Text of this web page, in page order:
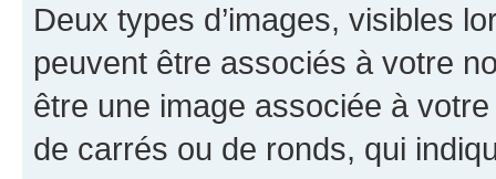
Deux types d’images, visibles
peuvent être associés à votre
être une image associée à
de carrés ou de ronds, qui